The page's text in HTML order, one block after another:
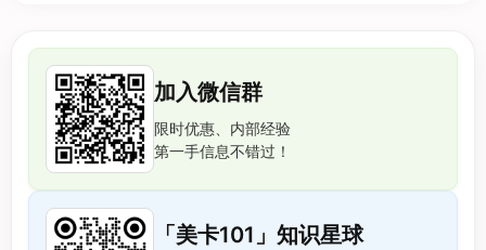
加入微信群
限时优惠、内部经验
第一手信息不错过！
「美卡101」知识星球